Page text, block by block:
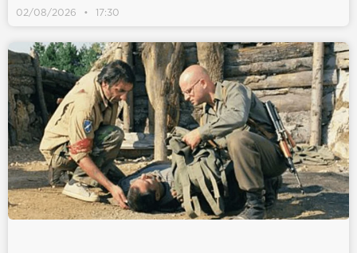
02/08/2026 17:30